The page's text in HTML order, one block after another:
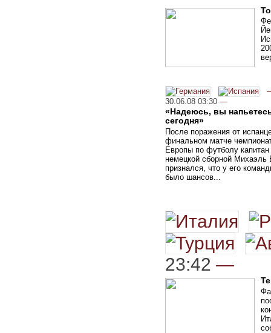
30.06.08 03:30 —
«Надеюсь, вы
сегодня»
После поражения от
финальном матче
Европы по футболу капитан
немецкой сборной Михаэль
признался, что у его
было шансов...
23:42 —